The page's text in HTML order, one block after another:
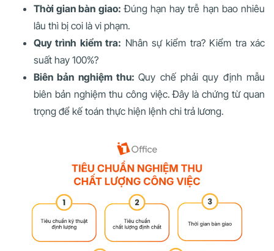
Thời gian bàn giao: Đúng hạn hay trễ hạn bao nhiêu
lâu thì bị coi là vi phạm.
Quy trình kiểm tra: Nhân sự kiểm tra? Kiểm tra xác
suất hay 100%?
Biên bản nghiệm thu:Quy chế phải quy định mẫu
biên bản nghiệm thu công việc. Đây là chứng từ quan
trọng để kế toán thực hiện lệnh chi trả lương.